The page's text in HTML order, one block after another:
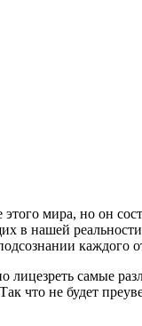
этого мира, но он
в нашей
каждого
лицезреть самые
что не будет